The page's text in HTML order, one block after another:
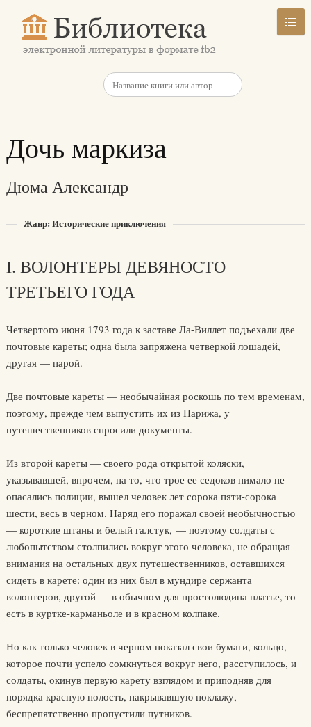
Дочь маркиза
Дюма Александр
Жанр: Исторические приключения
I. ВОЛОНТЕРЫ ДЕВЯНОСТО
ТРЕТЬЕГО ГОДА
Четвертого июня 1793 года к заставе Ла-Виллет подъехали две
почтовые кареты; одна была запряжена четверкой лошадей,
другая — парой.
Две почтовые кареты — необычайная роскошь по тем временам,
поэтому, прежде чем выпустить их из Парижа, у
путешественников спросили документы.
Из второй кареты — своего рода открытой коляски,
указывавшей, впрочем, на то, что трое ее седоков нимало не
опасались полиции, вышел человек лет сорока пяти-сорока
шести, весь в черном. Наряд его поражал своей необычностью
— короткие штаны и белый галстук, — поэтому солдаты с
любопытством столпились вокруг этого человека, не обращая
внимания на остальных двух путешественников, оставшихся
сидеть в карете: один из них был в мундире сержанта
волонтеров, другой — в обычном для простолюдина платье, то
есть в куртке-карманьоле и в красном колпаке.
Но как только человек в черном показал свои бумаги, кольцо,
которое почти успело сомкнуться вокруг него, расступилось, и
солдаты, окинув первую карету взглядом и приподняв для
порядка красную полость, накрывавшую поклажу,
беспрепятственно пропустили путников.